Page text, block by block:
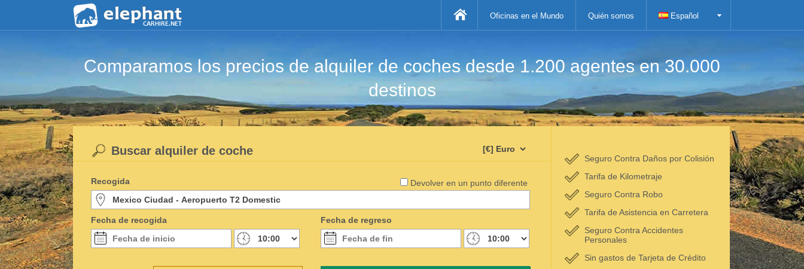
Oficinas en el Mundo Quién somos Español
Comparamos los precios de alquiler de coches desde 1.200 agentes en 30.000
destinos
Devolver en un punto diferente
Buscar alquiler de coche
Recogida
Fecha de recogida Fecha de regreso
Seguro Contra Daños por Colisión
Tarifa de Kilometraje
Seguro Contra Robo
Tarifa de Asistencia en Carretera
Seguro Contra Accidentes
Personales
Sin gastos de Tarjeta de Crédito